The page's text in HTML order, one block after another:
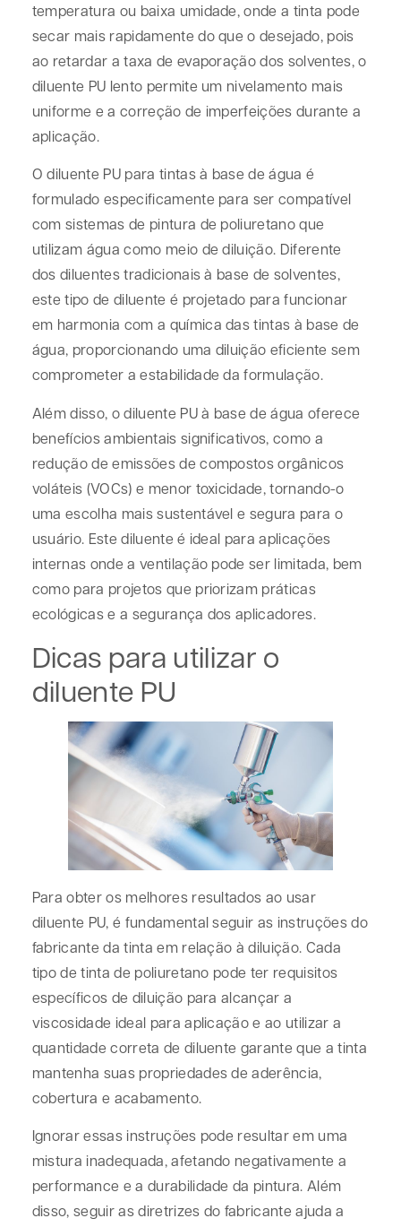
temperatura ou baixa umidade, onde a tinta pode
secar mais rapidamente do que o desejado, pois
ao retardar a taxa de evaporação dos solventes, o
diluente PU lento permite um nivelamento mais
uniforme e a correção de imperfeições durante a
aplicação.
O diluente PU para tintas à base de água é
formulado especificamente para ser compatível
com sistemas de pintura de poliuretano que
utilizam água como meio de diluição. Diferente
dos diluentes tradicionais à base de solventes,
este tipo de diluente é projetado para funcionar
em harmonia com a química das tintas à base de
água, proporcionando uma diluição eficiente sem
comprometer a estabilidade da formulação.
Além disso, o diluente PU à base de água oferece
benefícios ambientais significativos, como a
redução de emissões de compostos orgânicos
voláteis (VOCs) e menor toxicidade, tornando-o
uma escolha mais sustentável e segura para o
usuário. Este diluente é ideal para aplicações
internas onde a ventilação pode ser limitada, bem
como para projetos que priorizam práticas
ecológicas e a segurança dos aplicadores.
Dicas para utilizar o
diluente PU
Para obter os melhores resultados ao usar
diluente PU, é fundamental seguir as instruções do
fabricante da tinta em relação à diluição. Cada
tipo de tinta de poliuretano pode ter requisitos
específicos de diluição para alcançar a
viscosidade ideal para aplicação e ao utilizar a
quantidade correta de diluente garante que a tinta
mantenha suas propriedades de aderência,
cobertura e acabamento.
Ignorar essas instruções pode resultar em uma
mistura inadequada, afetando negativamente a
performance e a durabilidade da pintura. Além
disso, seguir as diretrizes do fabricante ajuda a